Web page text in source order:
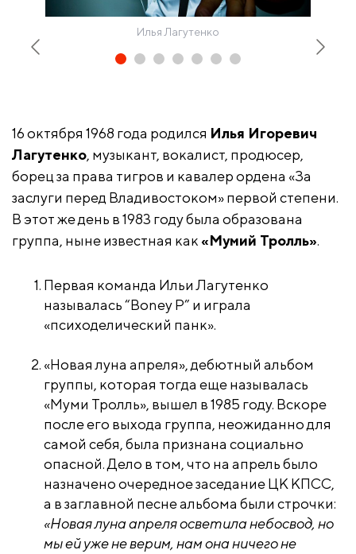
Илья Лагутенко
16 октября 1968 года родился Илья Игоревич
Лагутенко, музыкант, вокалист, продюсер,
борец за права тигров и кавалер ордена «За
заслуги перед Владивостоком» первой степени.
В этот же день в 1983 году была образована
группа, ныне известная как «Мумий Тролль».
Первая команда Ильи Лагутенко
называлась “Boney P” и играла
«психоделический панк».
«Новая луна апреля», дебютный альбом
группы, которая тогда еще называлась
«Муми Тролль», вышел в 1985 году. Вскоре
после его выхода группа, неожиданно для
самой себя, была признана социально
опасной. Дело в том, что на апрель было
назначено очередное заседание ЦК КПСС,
а в заглавной песне альбома были строчки:
«Новая луна апреля осветила небосвод, но
мы ей уже не верим, нам она ничего не